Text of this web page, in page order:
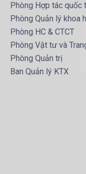
Phòng Hợp tác quốc
Phòng Quản lý khoa
Phòng HC & CTCT
Phòng Vật tư và
Phòng Quản trị
Ban Quản lý KTX